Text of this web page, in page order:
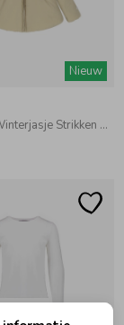
Nieuw
Bairy Puffy Winterjasje Strikken Dune Delight